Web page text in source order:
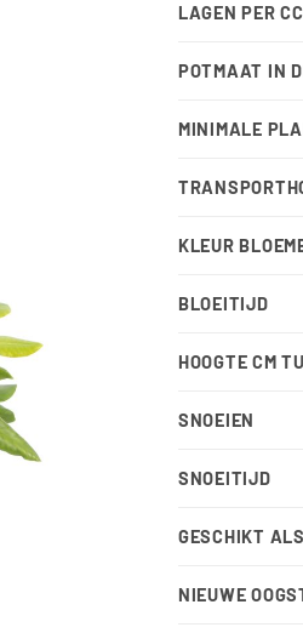
LAGEN PER CC
POTMAAT IN
MINIMALE
KLEUR
BLOEITIJD
HOOGTE CM
SNOEIEN
SNOEITIJD
GESCHIKT
NIEUWE